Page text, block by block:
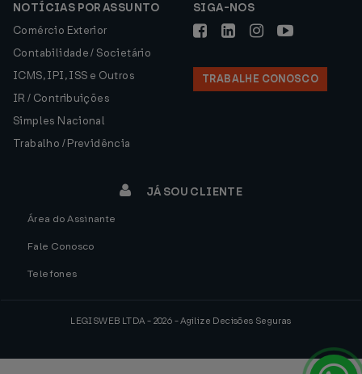
NOTÍCIAS POR ASSUNTO
Comércio Exterior
Contabilidade / Societário
ICMS, IPI, ISS e Outros
IR / Contribuições
Simples Nacional
Trabalho / Previdência
SIGA-NOS
TRABALHE CONOSCO
JÁ SOU CLIENTE
Área do Assinante
Fale Conosco
Telefones
LEGISWEB LTDA - 2026 - Agilize Decisões Seguras